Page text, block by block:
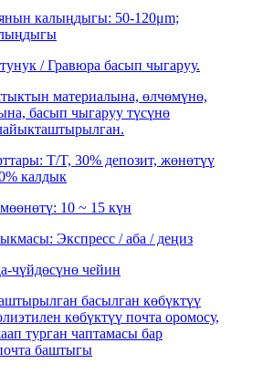
калыңдыгы: 50-120μm;
/ Гравюра басып чыгаруу.
материалына, өлчөмүнө,
басып чыгаруу түсүнө
T/T, 30% депозит, жөнөтүү
калдык
10 ~ 15 күн
Экспресс / аба / деңиз
чүйдөсүнө чейин